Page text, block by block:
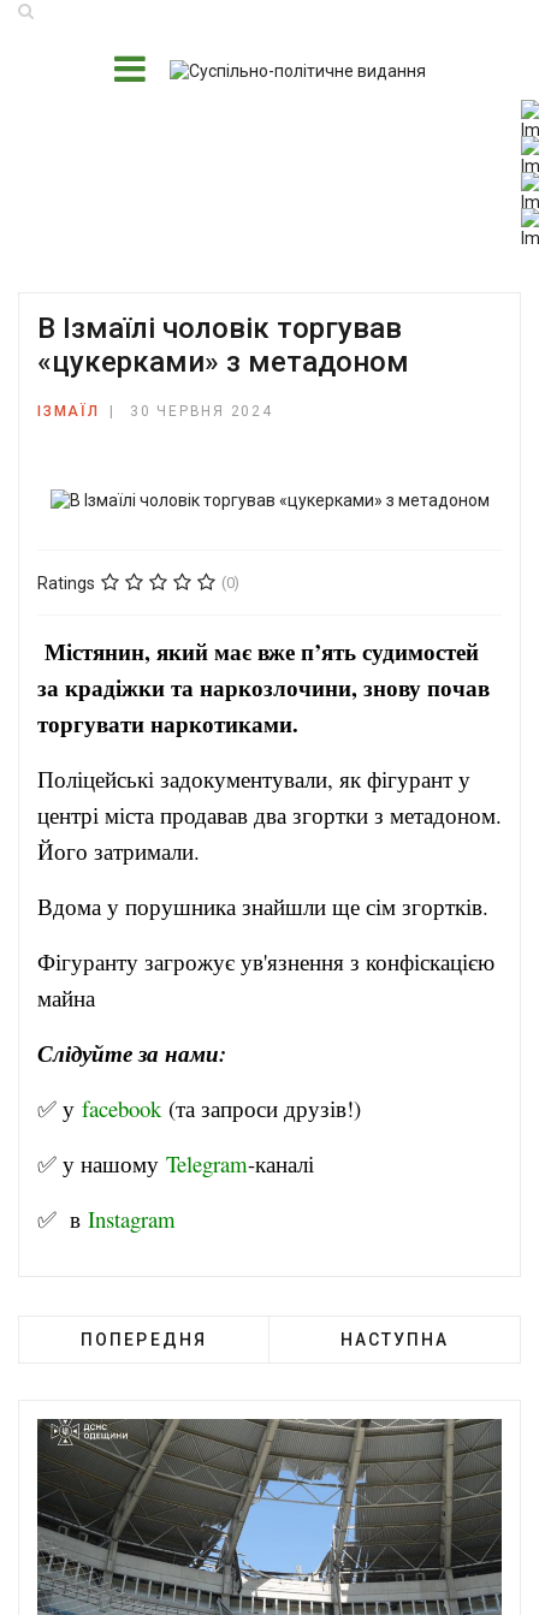
В Ізмаїлі чоловік торгував
«цукерками» з метадоном
ІЗМАЇЛ 30 ЧЕРВНЯ 2024
Ratings (0)
Містянин, який має вже п’ять судимостей
за крадіжки та наркозлочини, знову почав
торгувати наркотиками.
Поліцейські задокументували, як фігурант у
центрі міста продавав два згортки з метадоном.
Його затримали.
Вдома у порушника знайшли ще сім згортків.
Фігуранту загрожує ув'язнення з конфіскацією
майна
Слідуйте за нами:
✅ у facebook (та запроси друзів!)
✅ у нашому Telegram-каналі
✅ в Instagram
ПОПЕРЕДНЯ НАСТУПНА